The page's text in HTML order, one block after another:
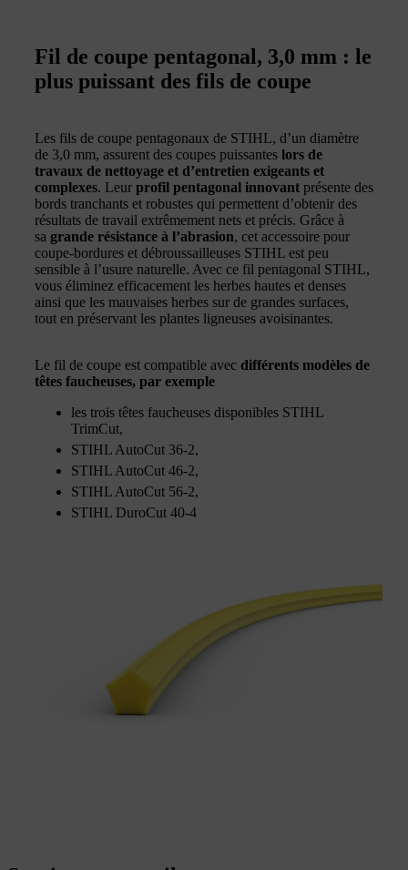
Fil de coupe pentagonal, 3,0 mm : le
plus puissant des fils de coupe
Les fils de coupe pentagonaux de STIHL, d’un diamètre
de 3,0 mm, assurent des coupes puissantes lors de
travaux de nettoyage et d’entretien exigeants et
complexes. Leur profil pentagonal innovant présente des
bords tranchants et robustes qui permettent d’obtenir des
résultats de travail extrêmement nets et précis. Grâce à
sa grande résistance à l’abrasion, cet accessoire pour
coupe-bordures et débroussailleuses STIHL est peu
sensible à l’usure naturelle. Avec ce fil pentagonal STIHL,
vous éliminez efficacement les herbes hautes et denses
ainsi que les mauvaises herbes sur de grandes surfaces,
tout en préservant les plantes ligneuses avoisinantes.
Le fil de coupe est compatible avec différents modèles de
têtes faucheuses, par exemple
les trois têtes faucheuses disponibles STIHL
TrimCut,
STIHL AutoCut 36-2,
STIHL AutoCut 46-2,
STIHL AutoCut 56-2,
STIHL DuroCut 40-4